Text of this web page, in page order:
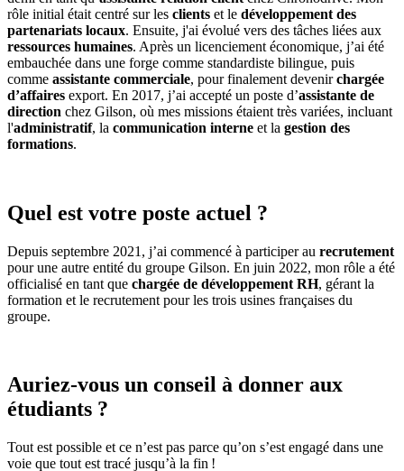
rôle initial était centré sur les clients et le développement des
partenariats locaux. Ensuite, j'ai évolué vers des tâches liées aux
ressources humaines. Après un licenciement économique, j’ai été
embauchée dans une forge comme standardiste bilingue, puis
comme assistante commerciale, pour finalement devenirchargée
d’affaires export. En 2017, j’ai accepté un poste d’assistante de
direction chez Gilson, où mes missions étaient très variées, incluant
l'administratif, la communication interne et la gestion des
formations.
Quel est votre poste actuel ?
Depuis septembre 2021, j’ai commencé à participer au recrutement
pour une autre entité du groupe Gilson. En juin 2022, mon rôle a été
officialisé en tant que chargée de développement RH, gérant la
formation et le recrutement pour les trois usines françaises du
groupe.
Auriez-vous un conseil à donner aux
étudiants ?
Tout est possible et ce n’est pas parce qu’on s’est engagé dans une
voie que tout est tracé jusqu’à la fin !